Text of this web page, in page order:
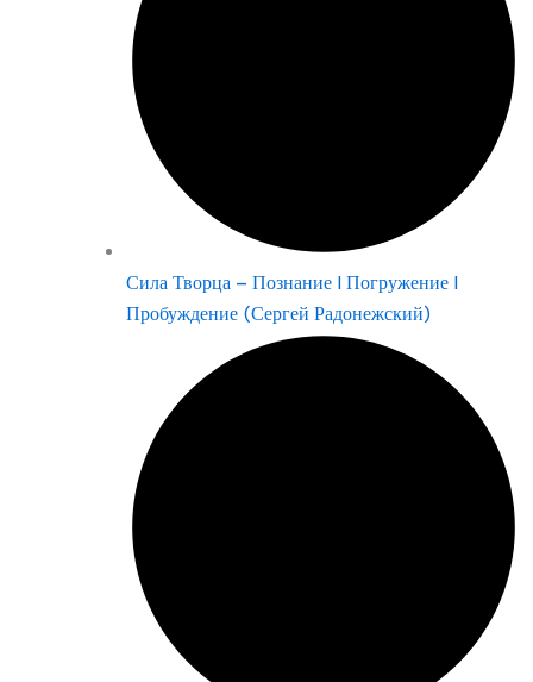
Сила Творца – Познание | Погружение |
Пробуждение (Сергей Радонежский)